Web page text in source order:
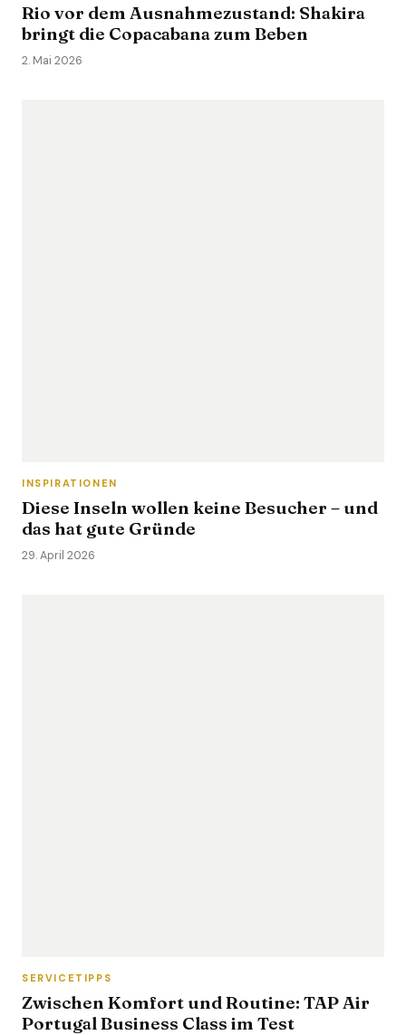
Rio vor dem Ausnahmezustand: Shakira
bringt die Copacabana zum Beben
2. Mai 2026
INSPIRATIONEN
Diese Inseln wollen keine Besucher – und
das hat gute Gründe
29. April 2026
SERVICETIPPS
Zwischen Komfort und Routine: TAP Air
Portugal Business Class im Test